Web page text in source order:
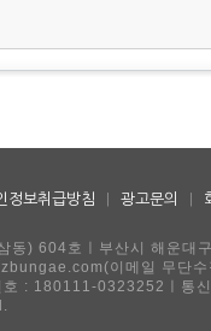
정보취급방침 광고문의
동) 604호ㅣ부산시 해운
이메일 무단수
: 180111-0323252ㅣ통